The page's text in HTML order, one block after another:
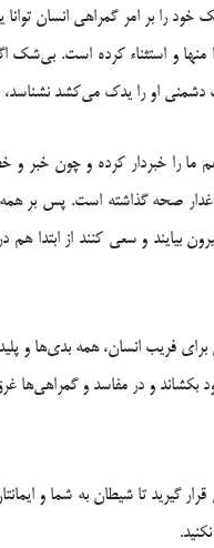
را بر امر گمراهی انسان
و استثناء کرده است. بی‌شک
دشمنی او را یدک می‌کشد نشناسد،
ما را خبردار کرده و چون خبر
غدار صحه گذاشته است. پس بر
بیایند و سعی کنند از ابتدا هم
فریب انسان، همه بدی‌ها و
بکشاند و در مفاسد و گمراهی‌ها
تا شیطان به شما و